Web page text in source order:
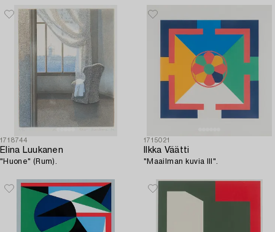
1718744
Elina Luukanen
"Huone" (Rum).
1715021
Ilkka Väätti
"Maailman kuvia III".